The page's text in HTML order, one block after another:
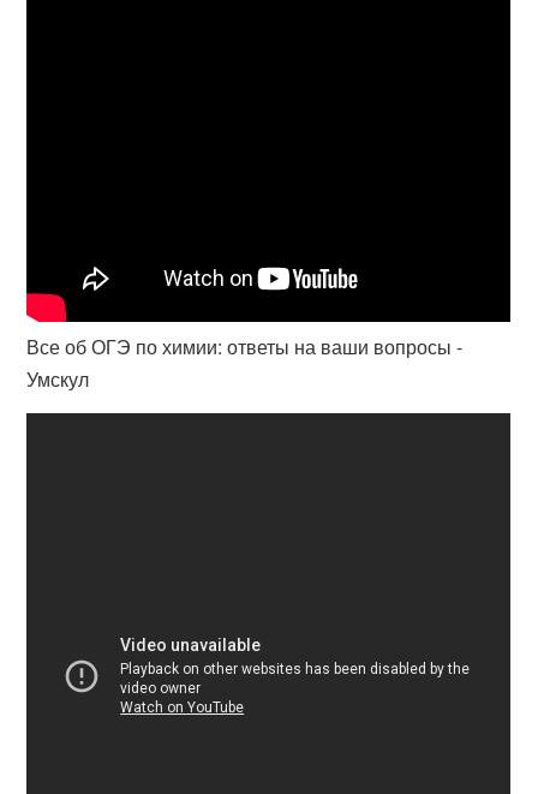
Все об ОГЭ по химии: ответы на ваши вопросы -
Умскул